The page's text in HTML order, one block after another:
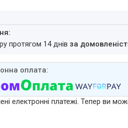
протягом 14 днівза
електронні платежі. Тепер ви